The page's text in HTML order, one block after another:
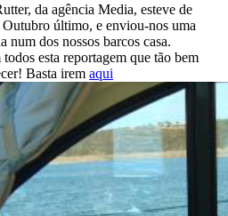
da agência Media, esteve de
último, e enviou-nos uma
num dos nossos barcos casa.
esta reportagem que tão bem
Basta irem aqui